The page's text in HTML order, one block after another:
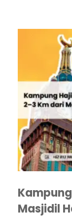
Masjidil